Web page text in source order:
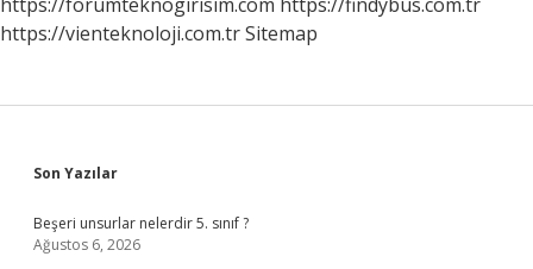
https://vienteknoloji.com.trSitemap
Sidebar
Son Yazılar
Beşeri unsurlar nelerdir 5. sınıf ?
Ağustos 6, 2026